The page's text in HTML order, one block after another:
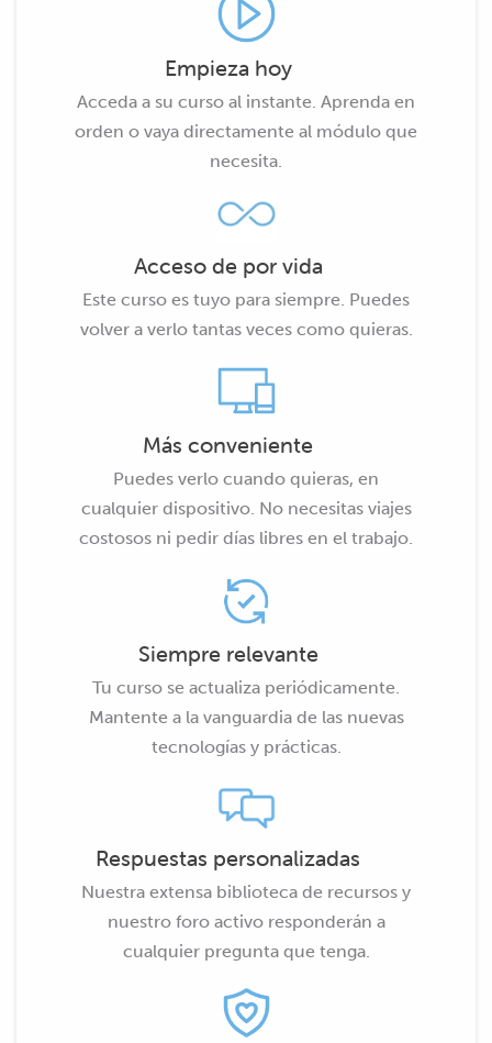
Empieza hoy
Acceda a su curso al instante. Aprenda en
orden o vaya directamente al módulo que
necesita.
Acceso de por vida
Este curso es tuyo para siempre. Puedes
volver a verlo tantas veces como quieras.
Más conveniente
Puedes verlo cuando quieras, en
cualquier dispositivo. No necesitas viajes
costosos ni pedir días libres en el trabajo.
Siempre relevante
Tu curso se actualiza periódicamente.
Mantente a la vanguardia de las nuevas
tecnologías y prácticas.
Respuestas personalizadas
Nuestra extensa biblioteca de recursos y
nuestro foro activo responderán a
cualquier pregunta que tenga.